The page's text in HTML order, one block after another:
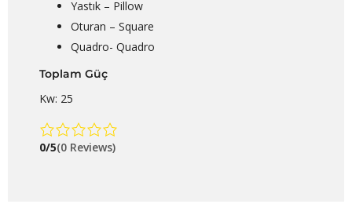
Yastık – Pillow
Oturan – Square
Quadro- Quadro
Toplam Güç
Kw: 25
0/5(0 Reviews)